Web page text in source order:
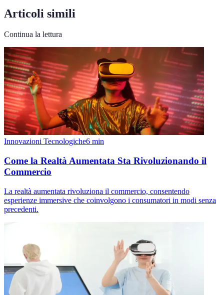
Articoli simili
Continua la lettura
Innovazioni Tecnologiche6 min
Come la Realtà Aumentata Sta Rivoluzionando il
Commercio
La realtà aumentata rivoluziona il commercio, consentendo
esperienze immersive che coinvolgono i consumatori in modi senza
precedenti.